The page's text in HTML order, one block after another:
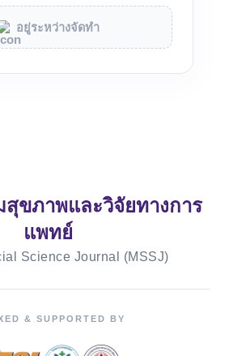
อยู่ระหว่างจัดทำ
สุขภาพและวิจัยทางการ
แพทย์
Science Journal (MSSJ)
& SUPPORTED BY